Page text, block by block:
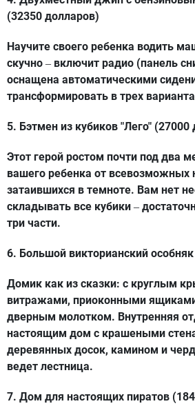
(32350 долларов)
Научите своего ребенка водить
скучно – включит радио (панель
оснащена автоматическими
трансформировать в трех
5. Бэтмен из кубиков "Лего" (27000
Этот герой ростом почти под два
вашего ребенка от всевозможных
затаившихся в темноте. Вам нет
складывать все кубики –
три части.
6. Большой викторианский
Домик как из сказки: с круглым
витражами, приоконными
дверным молотком. Внутренняя
настоящим дом с крашеными
деревянных досок, камином и
ведет лестница.
7. Дом для настоящих пиратов